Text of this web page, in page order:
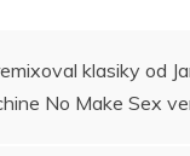
klasiky od
No Make Sex